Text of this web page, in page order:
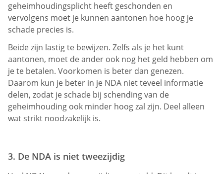
geheimhoudingsplicht heeft geschonden en
vervolgens moet je kunnen aantonen hoe hoog je
schade precies is.
Beide zijn lastig te bewijzen. Zelfs als je het kunt
aantonen, moet de ander ook nog het geld hebben om
je te betalen. Voorkomen is beter dan genezen.
Daarom kun je beter in je NDA niet teveel informatie
delen, zodat je schade bij schending van de
geheimhouding ook minder hoog zal zijn. Deel alleen
wat strikt noodzakelijk is.
3. De NDA is niet tweezijdig